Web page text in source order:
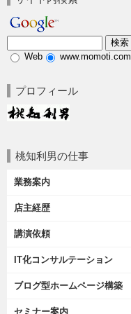
Web www.momoti.com
プロフィール
桃知利男の仕事
業務案内
店主経歴
講演依頼
IT化コンサルテーション
ブログ型ホームページ構築
セミナー案内